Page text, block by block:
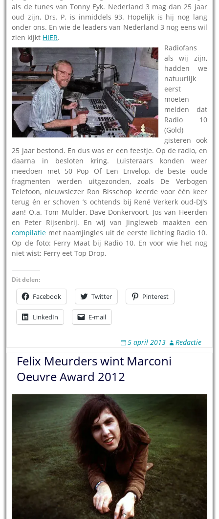
als de tunes van Tonny Eyk. Nederland 3 mag dan 25 jaar
oud zijn, Drs. P. is inmiddels 93. Hopelijk is hij nog lang
onder ons. En wie de leaders van Nederland 3 nog eens wil
zien kijkt HIER.
Radiofans
als wij zijn,
hadden we
natuurlijk
eerst
moeten
melden dat
Radio 10
(Gold)
gisteren ook
25 jaar bestond. En dus was er een feestje. Op de radio, en
daarna in besloten kring. Luisteraars konden weer
meedoen met 50 Pop Of Een Envelop, de beste oude
fragmenten werden uitgezonden, zoals De Verbogen
Telefoon, nieuwslezer Ron Bisschop keerde voor één keer
terug én er schoven ’s ochtends bij René Verkerk oud-DJ’s
aan! O.a. Tom Mulder, Dave Donkervoort, Jos van Heerden
en Peter Rijsenbrij. En wij van Jingleweb maakten een
compilatie met naamjingles uit de eerste lichting Radio 10.
Op de foto: Ferry Maat bij Radio 10. En voor wie het nog
niet wist: Ferry eet Top Drop.
Dit delen:
Facebook Twitter Pinterest
LinkedIn E-mail
5 april 2013 Redactie
Felix Meurders wint Marconi
Oeuvre Award 2012